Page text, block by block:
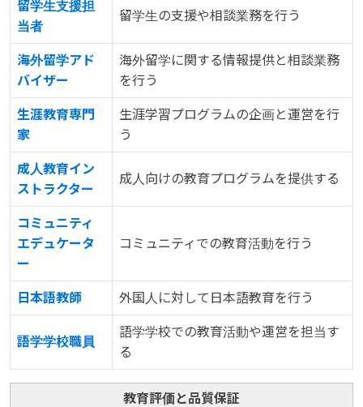
留学生支援担
当者
留学生の支援や相談業務を行う
海外留学アド
バイザー
海外留学に関する情報提供と相談業務
を行う
生涯教育専門
家
生涯学習プログラムの企画と運営を行
う
成人教育イン
ストラクター
成人向けの教育プログラムを提供する
コミュニティ
エデュケータ
ー
コミュニティでの教育活動を行う
日本語教師 外国人に対して日本語教育を行う
語学学校職員
語学学校での教育活動や運営を担当す
る
教育評価と品質保証